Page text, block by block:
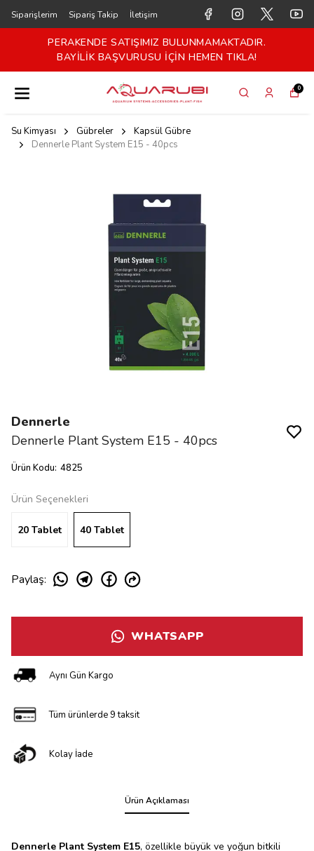
Siparişlerim Sipariş Takip İletişim
PERAKENDE SATIŞIMIZ BULUNMAMAKTADIR.
BAYİLİK BAŞVURUSU İÇİN HEMEN TIKLA!
0
Su Kimyası Gübreler
Kapsül Gübre
Dennerle Plant System E15 - 40pcs
Dennerle
Dennerle Plant System E15 - 40pcs
Ürün Kodu: 4825
Ürün Seçenekleri
20 Tablet 40 Tablet
Paylaş:
WHATSAPP
Aynı Gün Kargo
Tüm ürünlerde 9 taksit
Kolay İade
Ürün Açıklaması
Dennerle Plant System E15, özellikle büyük ve yoğun bitkili